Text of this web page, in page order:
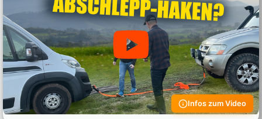
Infos zum Video